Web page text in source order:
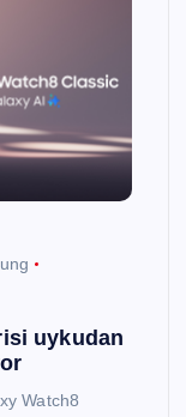
uykudan
Watch8